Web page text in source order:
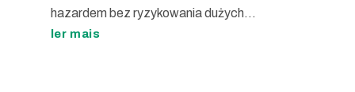
hazardem bez ryzykowania dużych...
ler mais